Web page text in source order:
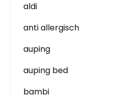
aldi
anti allergisch
auping
auping bed
bambi